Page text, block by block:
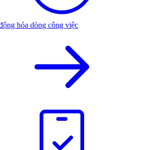
hóa dòng công việc